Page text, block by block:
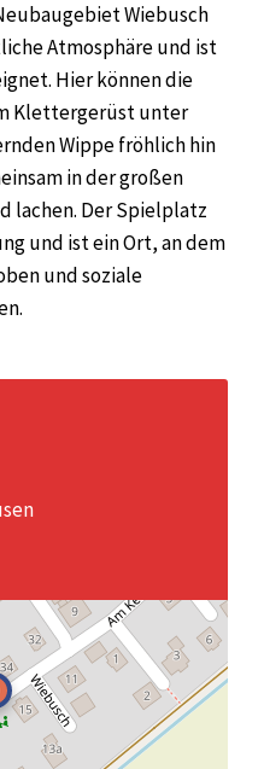
Wiebusch
Atmosphäre und ist
Hier können die
Klettergerüst unter
Wippe fröhlich hin
in der großen
lachen. Der Spielplatz
und ist ein Ort, an dem
und soziale